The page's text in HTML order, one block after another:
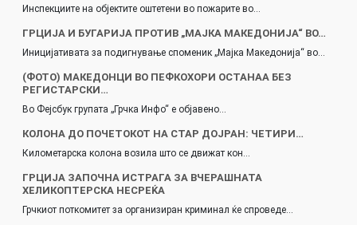
Инспекциите на објектите оштетени во пожарите во…
ГРЦИЈА И БУГАРИЈA ПРОТИВ „МАЈКА МАКЕДОНИЈА“ ВО…
Иницијативата за подигнување споменик „Мајка Македонија“ во…
(ФОТО) МАКЕДОНЦИ ВО ПЕФКОХОРИ ОСТАНАА БЕЗ
РЕГИСТАРСКИ…
Во Фејсбук групата „Грчка Инфо“ е објавено…
КОЛОНА ДО ПОЧЕТОКОТ НА СТАР ДОЈРАН: ЧЕТИРИ…
Километарска колона возила што се движат кон…
ГРЦИЈА ЗАПОЧНА ИСТРАГА ЗА ВЧЕРАШНАТА
ХЕЛИКОПТЕРСКА НЕСРЕЌА
Грчкиот поткомитет за организиран криминал ќе спроведе…